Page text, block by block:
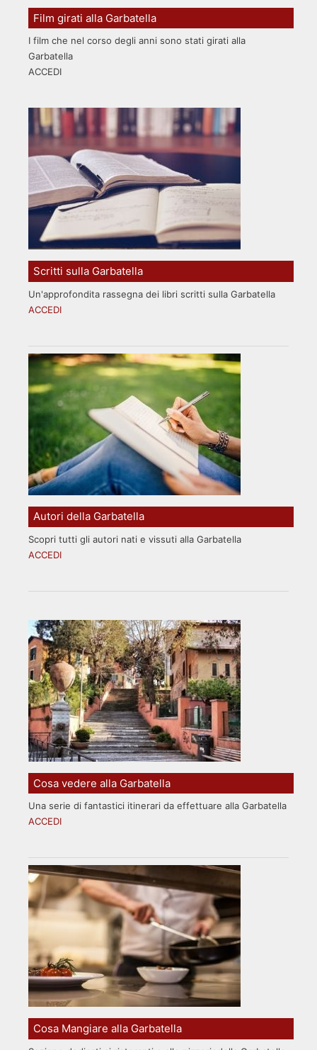
Film girati alla Garbatella
I film che nel corso degli anni sono stati girati alla
Garbatella
ACCEDI
Scritti sulla Garbatella
Un'approfondita rassegna dei libri scritti sulla Garbatella
ACCEDI
Autori della Garbatella
Scopri tutti gli autori nati e vissuti alla Garbatella
ACCEDI
Cosa vedere alla Garbatella
Una serie di fantastici itinerari da effettuare alla Garbatella
ACCEDI
Cosa Mangiare alla Garbatella